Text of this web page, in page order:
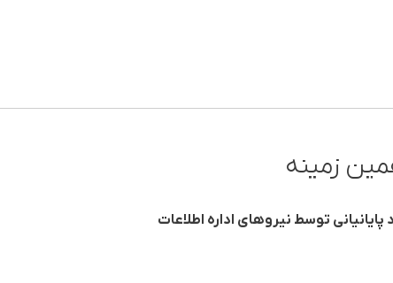
زمینه
پایانیانی توسط نیروهای اداره اطلاعات